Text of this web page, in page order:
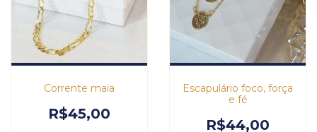
Corrente maia
R$45,00
Escapulário foco, força
e fé
R$44,00